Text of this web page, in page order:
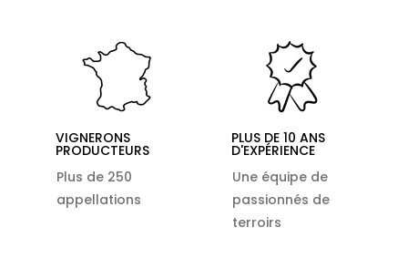
VIGNERONS
PRODUCTEURS
Plus de 250
appellations
PLUS DE 10 ANS
D'EXPÉRIENCE
Une équipe de
passionnés de
terroirs